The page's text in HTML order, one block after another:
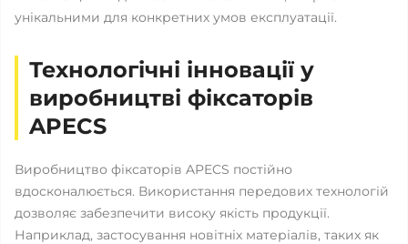
унікальними для конкретних умов експлуатації.
Технологічні інновації у
виробництві фіксаторів
APECS
Виробництво фіксаторів APECS постійно
вдосконалюється. Використання передових технологій
дозволяє забезпечити високу якість продукції.
Наприклад, застосування новітніх матеріалів, таких як